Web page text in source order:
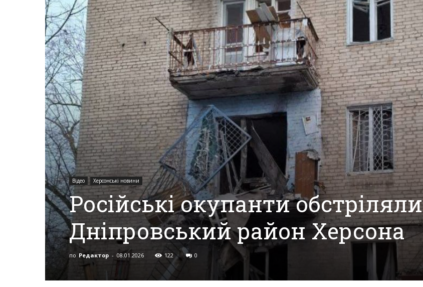
Херсона,
Херсонщини,
Події
Херсон,
Херсонські
новини,
Україна.
Відео Херсонські новини
Російські окупанти обстріляли
Дніпровський район Херсона
по Редактор - 08.01.2026 122 0